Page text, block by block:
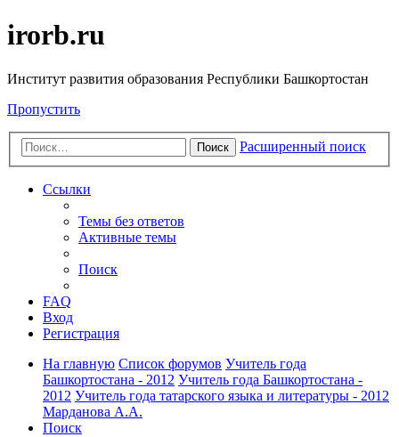
irorb.ru
Институт развития образования Республики Башкортостан
Пропустить
Поиск Расширенный поиск
Ссылки
Темы без ответов
Активные темы
Поиск
FAQ
Вход
Регистрация
На главную Список форумов Учитель года
Башкортостана - 2012 Учитель года Башкортостана -
2012 Учитель года татарского языка и литературы - 2012
Марданова А.А.
Поиск